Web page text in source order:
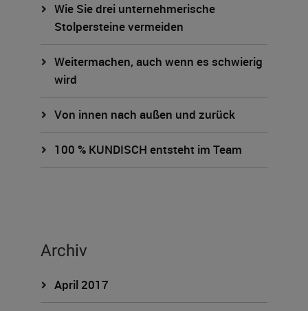
Wie Sie drei unternehmerische
Stolpersteine vermeiden
Weitermachen, auch wenn es schwierig
wird
Von innen nach außen und zurück
100 % KUNDISCH entsteht im Team
Archiv
April 2017